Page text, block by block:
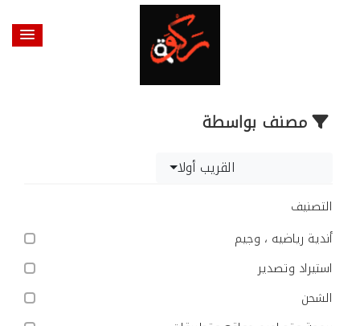
مصنف بواسطة
القريب أولا
التصنيف
أندية رياضيه ، وجيم
استيراد وتصدير
الشحن